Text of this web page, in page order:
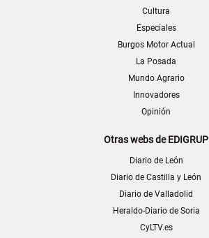
Cultura
Especiales
Burgos Motor Actual
La Posada
Mundo Agrario
Innovadores
Opinión
Otras webs de EDIGRUP
Diario de León
Diario de Castilla y León
Diario de Valladolid
Heraldo-Diario de Soria
CyLTV.es